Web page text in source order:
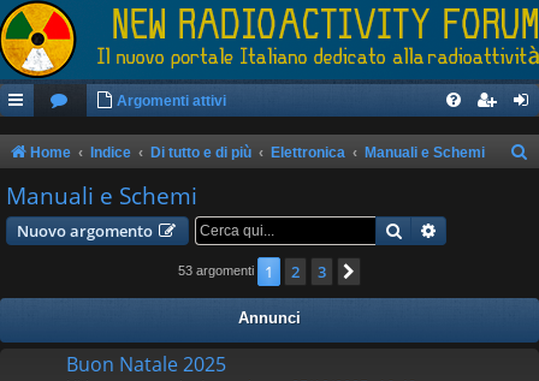
Argomenti attivi
Home Indice Di tutto e di più Elettronica Manuali e Schemi
Manuali e Schemi
Nuovo argomento Cerca
53 argomenti 1 2 3
Annunci
Buon Natale 2025